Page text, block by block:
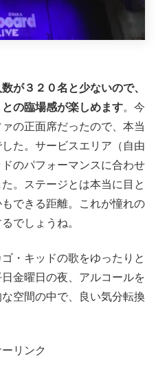
が３２０名と少ないので、
の臨場感が楽しめます。今
の正面席だったので、本当
た。サービスエリア（自由
のパフォーマンスに合わせ
。ステージとは本当に目と
できる距離。これが憧れの
でしょうね。
・キッドの歌をゆったりと
金曜日の夜、アルコールを
空間の中で、良い気分転換
リンク